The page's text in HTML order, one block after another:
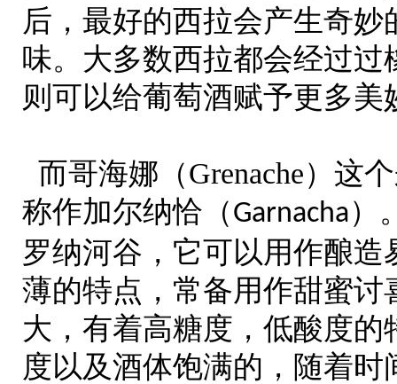
后，最好的西拉会产生奇
味。大多数西拉都会经过
则可以给葡萄酒赋予更多
而哥海娜（Grenache）这
称作加尔纳恰（Garnacha）
罗纳河谷，它可以用作酿
薄的特点，常备用作甜蜜
大，有着高糖度，低酸度
度以及酒体饱满的，随着